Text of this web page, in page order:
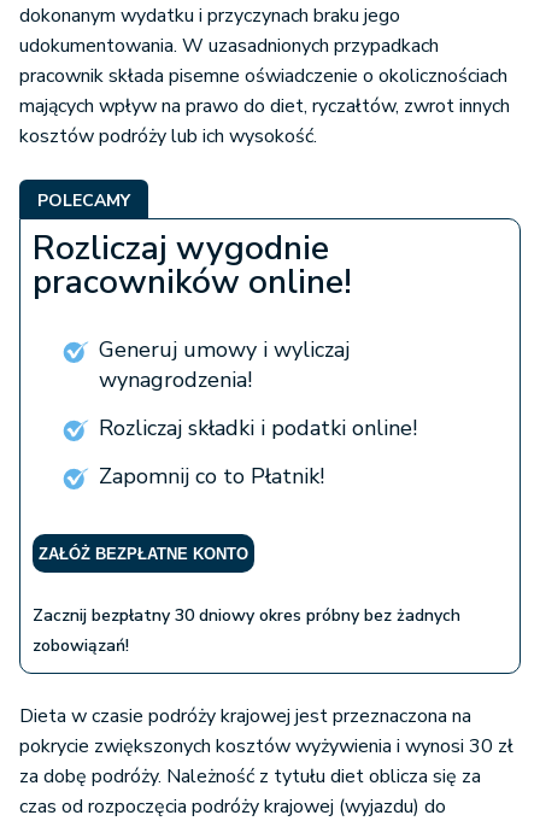
dokonanym wydatku i przyczynach braku jego
udokumentowania. W uzasadnionych przypadkach
pracownik składa pisemne oświadczenie o okolicznościach
mających wpływ na prawo do diet, ryczałtów, zwrot innych
kosztów podróży lub ich wysokość.
POLECAMY
Rozliczaj wygodnie
pracowników online!
Generuj umowy i wyliczaj
wynagrodzenia!
Rozliczaj składki i podatki online!
Zapomnij co to Płatnik!
ZAŁÓŻ BEZPŁATNE KONTO
Zacznij bezpłatny 30 dniowy okres próbny bez żadnych
zobowiązań!
Dieta w czasie podróży krajowej jest przeznaczona na
pokrycie zwiększonych kosztów wyżywienia i wynosi 30 zł
za dobę podróży. Należność z tytułu diet oblicza się za
czas od rozpoczęcia podróży krajowej (wyjazdu) do